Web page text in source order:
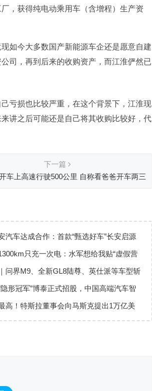
厂，获得纯电动乘用车（含增程）生产资
如今大多数国产新能源车企还是愿意自建
司，再到后来的收购资产，而江淮俨然已
亏损也比较严重，在这个背景下，江淮现
讲之后可能还是自己将其收购比较好，代
下一篇
车上高速行驶500公里 自称看爸爸开车两三
汽车达成合作：首款“甄选好车”长安启源
光极智版上线
只充一次电：水军想给我贴“虚假营
问界M9、全新GL8陆尊、英仕派等车型斩
形冠军”博泰正式招股，中国高端汽车智
键玩家
高！特斯拉董事会向马斯克提出1万亿美